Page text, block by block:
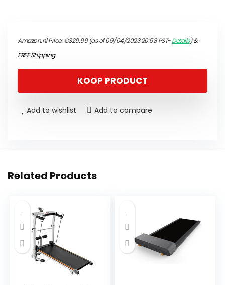
Amazon.nl Price:€329.99(as of 09/04/2023 20:58 PST-Details)&
FREE Shipping.
KOOP PRODUCT
Add to wishlist Add to compare
Related Products